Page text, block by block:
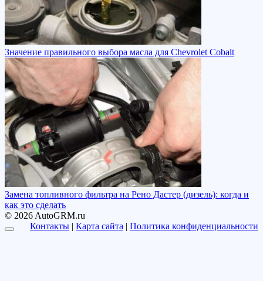
Значение правильного выбора масла для Chevrolet Cobalt
Замена топливного фильтра на Рено Дастер (дизель): когда и
как это сделать
© 2026 AutoGRM.ru
Контакты | Карта сайта | Политика конфиденциальности